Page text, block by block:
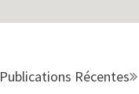
Publications Récentes